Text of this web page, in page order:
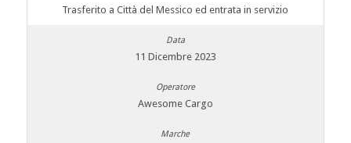
Trasferito a Città del Messico ed entrata in servizio
11 Dicembre 2023
Awesome Cargo